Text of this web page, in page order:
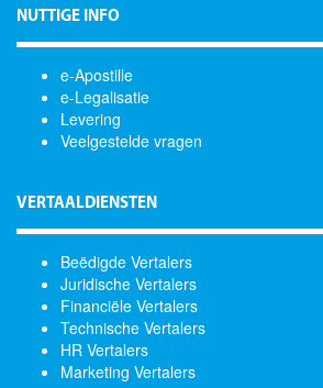
NUTTIGE INFO
e-Apostille
e-Legalisatie
Levering
Veelgestelde vragen
VERTAALDIENSTEN
Beëdigde Vertalers
Juridische Vertalers
Financiële Vertalers
Technische Vertalers
HR Vertalers
Marketing Vertalers